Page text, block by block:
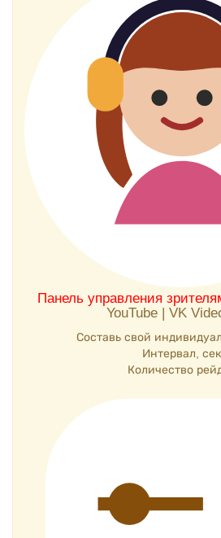
Панель управления
YouTube | VK
Составь свой
Интервал, сек
Количество